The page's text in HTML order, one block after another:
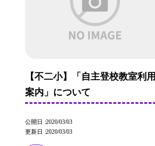
【不二小】「自主登校教室利用
案内」について
公開日 2020/03/03
更新日 2020/03/03